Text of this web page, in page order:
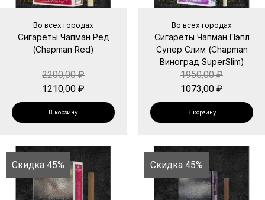
Во всех городах
Сигареты Чапман Ред
(Chapman Red)
2200,00₽
1210,00 ₽
В корзину
Во всех городах
Сигареты Чапман Пэпл
Супер Слим (Chapman
Виноград SuperSlim)
1950,00₽
1073,00 ₽
В корзину
Скидка 45% Скидка 45%